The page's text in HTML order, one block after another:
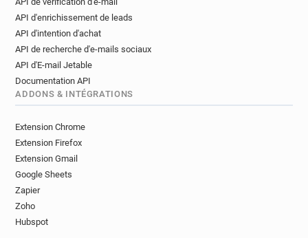
API d'enrichissement de leads
API d'intention d'achat
API de recherche d'e-mails sociaux
API d'E-mail Jetable
Documentation API
ADDONS & INTÉGRATIONS
Extension Chrome
Extension Firefox
Extension Gmail
Google Sheets
Zapier
Zoho
Hubspot